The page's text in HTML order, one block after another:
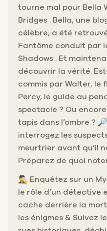
tourne mal pour Bella
Bridges . Bella, une
célèbre, a été
Fantôme conduit par
Shadows . Et
découvrir la vérité.
commis par Walter, le
Percy, le guide au
spectacle ? Ou
tapis dans l’ombre ?
interrogez les
meurtrier avant qu’il
Préparez de quoi
🕵️‍♂️ Enquêtez sur un
le rôle d’un détective
cache derrière la mort
les énigmes & Suivez